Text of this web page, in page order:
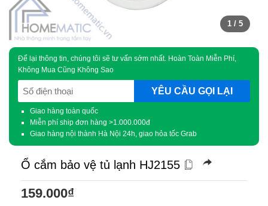
1 / 5
Để lại thông tin, chúng tôi sẽ tư vấn sớm nhất. Hoàn Toàn Miễn Phí,
Không Mua Cũng Không Sao
SĐT
(Required)
Giao hàng toàn quốc
Miễn phí ship đơn hàng >1.000.000đ
Giao hàng nội thành Hà Nội 24h, giao hỏa tốc Grab
Ổ cắm bảo vệ tủ lạnh HJ2155
159.000₫